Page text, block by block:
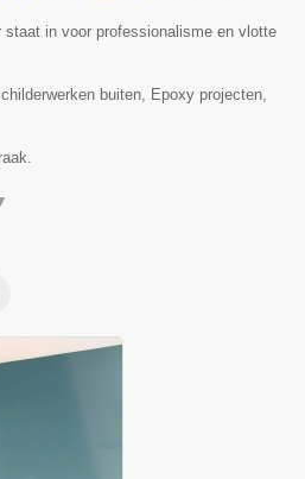
staat in voor professionalisme en vlotte
buiten, Epoxy projecten,